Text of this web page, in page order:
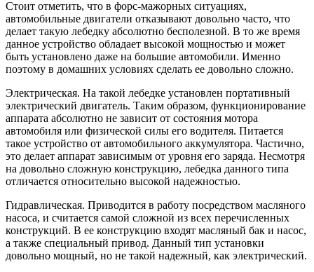
Стоит отметить, что в форс-мажорных ситуациях,
автомобильные двигатели отказывают довольно часто, что
делает такую лебедку абсолютно бесполезной. В то же время
данное устройство обладает высокой мощностью и может
быть установлено даже на большие автомобили. Именно
поэтому в домашних условиях сделать ее довольно сложно.
Электрическая. На такой лебедке установлен портативный
электрический двигатель. Таким образом, функционирование
аппарата абсолютно не зависит от состояния мотора
автомобиля или физической силы его водителя. Питается
такое устройство от автомобильного аккумулятора. Частично,
это делает аппарат зависимым от уровня его заряда. Несмотря
на довольно сложную конструкцию, лебедка данного типа
отличается относительно высокой надежностью.
Гидравлическая. Приводится в работу посредством масляного
насоса, и считается самой сложной из всех перечисленных
конструкций. В ее конструкцию входят масляный бак и насос,
а также специальный привод. Данный тип установки
довольно мощный, но не такой надежный, как электрический.